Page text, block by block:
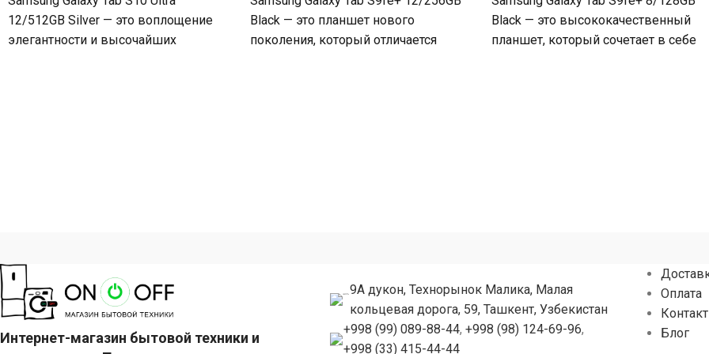
12/512GB Silver — это воплощение
элегантности и высочайших
Black — это планшет нового
поколения, который отличается
Black — это высококачественный
планшет, который сочетает в себе
Интернет-магазин бытовой техники и
9А дукон, Технорынок Малика, Малая
кольцевая дорога, 59, Ташкент, Узбекистан
+998 (99) 089-88-44,+998 (98) 124-69-96,
+998 (33) 415-44-44
Оплата
Блог